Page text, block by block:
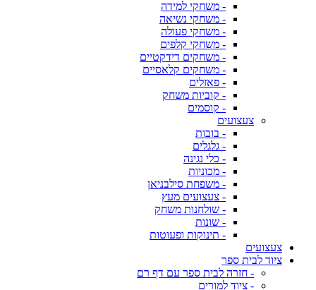
- משחקי למידה
- משחקי נשיאה
- משחקי פעולה
- משחקי קלפים
- משחקים דידקטיים
- משחקים קלאסיים
- פאזלים
- קוביות משחק
- קוסמים
צעצועים
- בובות
- גלגלים
- כלי נגינה
- מכוניות
- משפחת סילבניאן
- צעצועים מעץ
- שולחנות משחק
- שונות
- תינוקות ופעוטות
צעצועים
ציוד לבית ספר
- חזרה לבית ספר עם דף רם
- ציוד למורים